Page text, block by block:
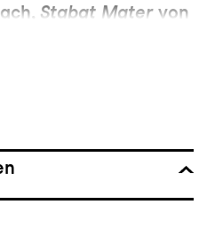
Stabat Matervon
Opernhaus Zürich